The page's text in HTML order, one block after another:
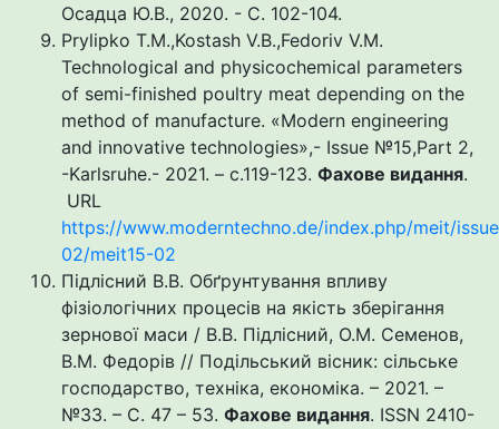
Осадца Ю.В., 2020. - С. 102-104.
Prylipko T.M.,Kostash V.B.,Fedoriv V.M.
Technological and physicochemical parameters
of semi-finished poultry meat depending on the
method of manufacture. «Modern engineering
and innovative technologies»,- Issue №15,Part 2,
-Karlsruhe.- 2021. – с.119-123. Фахове видання.
URL
https://www.moderntechno.de/index.php/meit/
02/meit15-02
Підлісний В.В. Обґрунтування впливу
фізіологічних процесів на якість зберігання
зернової маси / В.В. Підлісний, О.М. Семенов,
В.М. Федорів // Подільський вісник: сільське
господарство, техніка, економіка. – 2021. –
№33. – С. 47 – 53. Фахове видання. ISSN 2410-